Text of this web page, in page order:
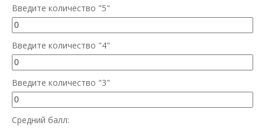
Введите количество "5"
Введите количество "4"
Введите количество "3"
Средний балл: